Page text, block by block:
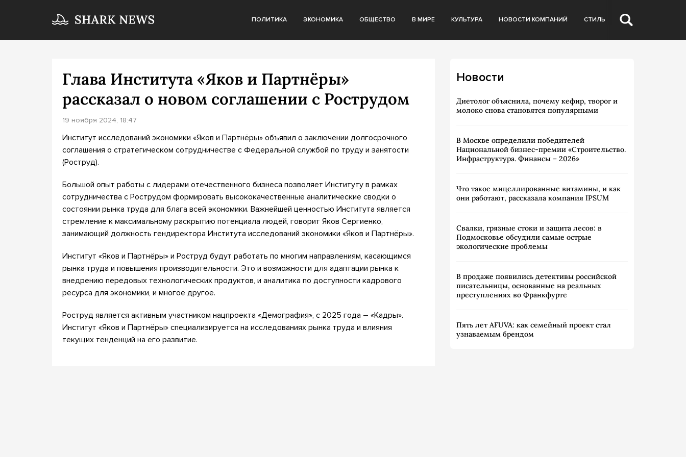
ПОЛИТИКА ЭКОНОМИКА ОБЩЕСТВО В МИРЕ КУЛЬТУРА НОВОСТИ КОМПАНИЙ СТИЛЬ
Глава Института «Яков и Партнёры»
рассказал о новом соглашении с Рострудом
19 ноября 2024, 18:47
Институт исследований экономики «Яков и Партнёры» объявил о заключении долгосрочного
соглашения о стратегическом сотрудничестве с Федеральной службой по труду и занятости
(Роструд).
Большой опыт работы с лидерами отечественного бизнеса позволяет Институту в рамках
сотрудничества с Рострудом формировать высококачественные аналитические сводки о
состоянии рынка труда для блага всей экономики. Важнейшей ценностью Института является
стремление к максимальному раскрытию потенциала людей, говорит Яков Сергиенко,
занимающий должность гендиректора Института исследований экономики «Яков и Партнёры».
Институт «Яков и Партнёры» и Роструд будут работать по многим направлениям, касающимся
рынка труда и повышения производительности. Это и возможности для адаптации рынка к
внедрению передовых технологических продуктов, и аналитика по доступности кадрового
ресурса для экономики, и многое другое.
Роструд является активным участником нацпроекта «Демография», с 2025 года – «Кадры».
Институт «Яков и Партнёры» специализируется на исследованиях рынка труда и влияния
текущих тенденций на его развитие.
Новости
Диетолог объяснила, почему кефир, творог и
молоко снова становятся популярными
В Москве определили победителей
Национальной бизнес-премии «Строительство.
Инфраструктура. Финансы – 2026»
Что такое мицеллированные витамины, и как
они работают, рассказала компания IPSUM
Свалки, грязные стоки и защита лесов: в
Подмосковье обсудили самые острые
экологические проблемы
В продаже появились детективы российской
писательницы, основанные на реальных
преступлениях во Франкфурте
Пять лет AFUVA: как семейный проект стал
узнаваемым брендом